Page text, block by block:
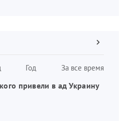
Год За все время
Следующая
привели в ад Украину